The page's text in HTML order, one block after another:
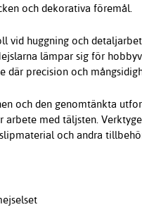
och dekorativa föremål.
vid huggning och
lämpar sig för
där precision och
och den genomtänkta
med täljsten.
och andra